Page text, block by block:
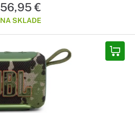
56,95 €
NA SKLADE